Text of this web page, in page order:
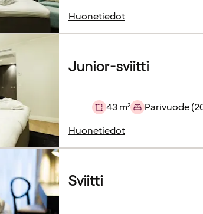
Huonetiedot
Junior-sviitti
43 m² Parivuode
Huonetiedot
Sviitti